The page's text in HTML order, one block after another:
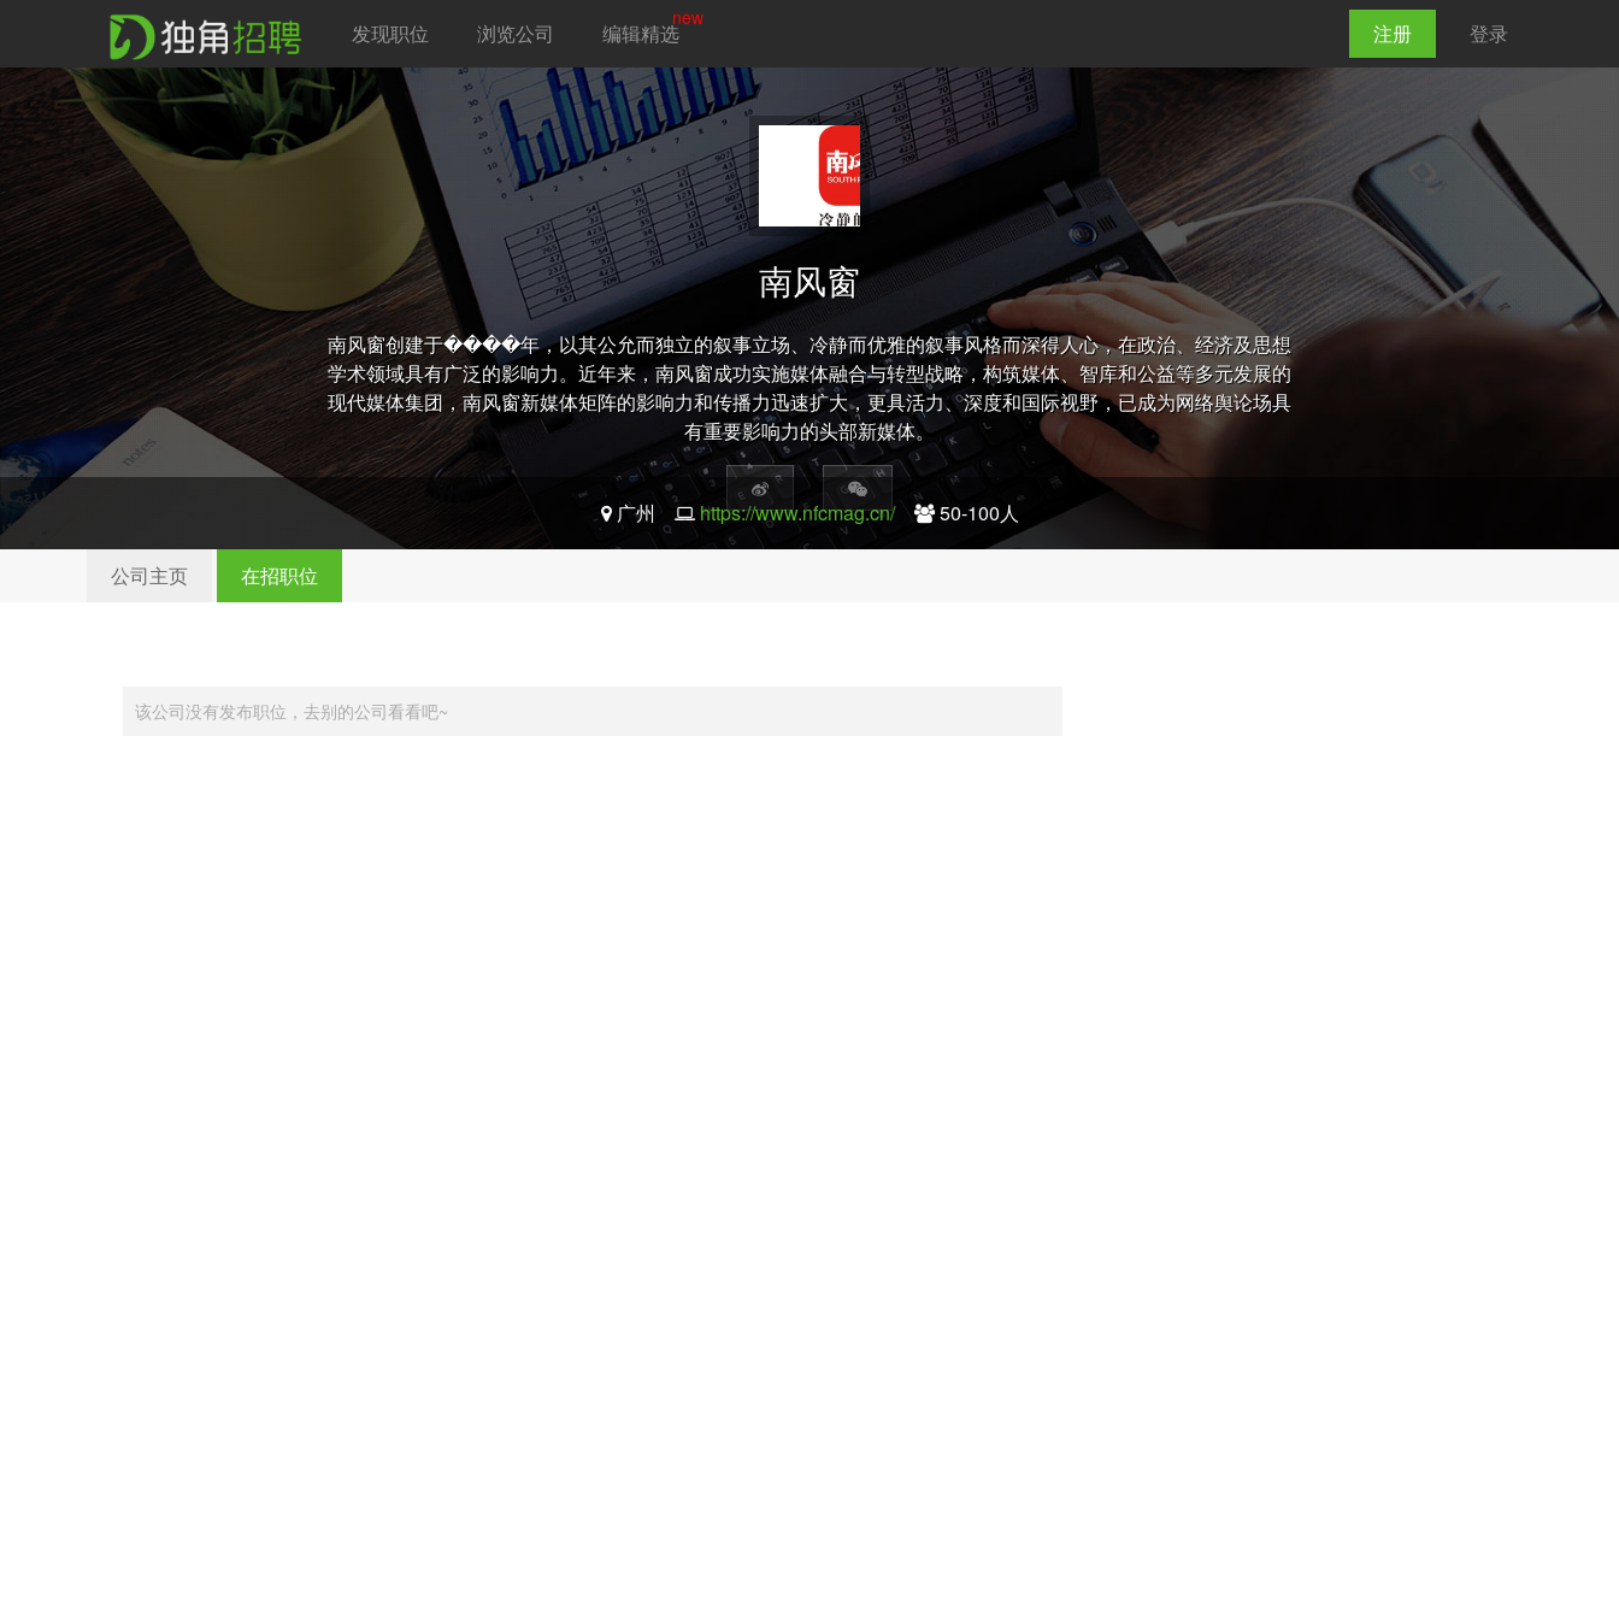
发现职位 浏览公司 编辑精选
new
注册 登录
南风窗
南风窗创建于����年，以其公允而独立的叙事立场、冷静而优雅的叙事风格而深得人心，在政治、经济及思想
学术领域具有广泛的影响力。近年来，南风窗成功实施媒体融合与转型战略，构筑媒体、智库和公益等多元发展的
现代媒体集团，南风窗新媒体矩阵的影响力和传播力迅速扩大，更具活力、深度和国际视野，已成为网络舆论场具
有重要影响力的头部新媒体。
广州 https://www.nfcmag.cn/ 50-100人
公司主页 在招职位
该公司没有发布职位，去别的公司看看吧~